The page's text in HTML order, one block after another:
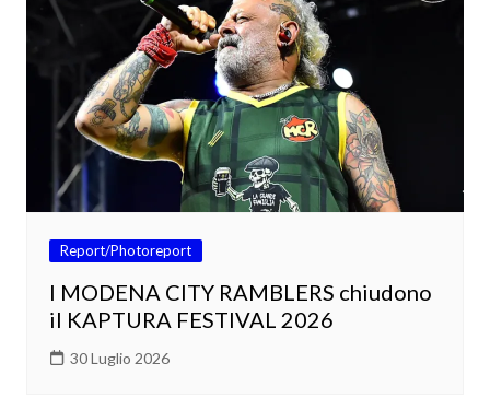
Report/Photoreport
I MODENA CITY RAMBLERS chiudono
il KAPTURA FESTIVAL 2026
30 Luglio 2026